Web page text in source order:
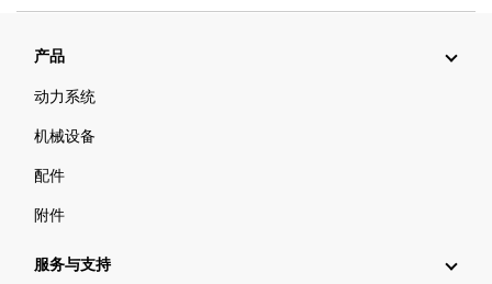
产品
动力系统
机械设备
配件
附件
服务与支持